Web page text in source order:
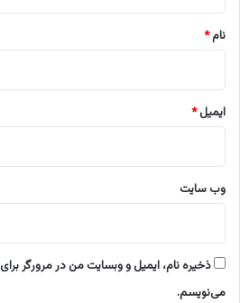
نام*
ایمیل*
وب‌ سایت
ذخیره نام، ایمیل و وبسایت من در مرورگر
می‌نویسم.